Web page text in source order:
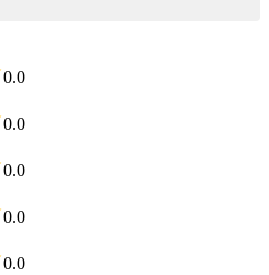
0.0
0.0
0.0
0.0
0.0